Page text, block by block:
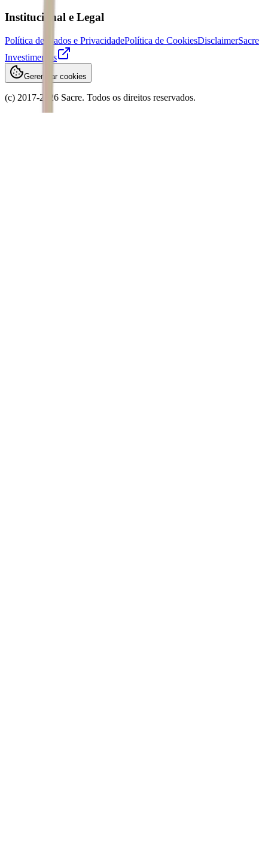
Institucional e Legal
Política de Dados e PrivacidadePolítica de CookiesDisclaimerSacre
Investimentos
Gerenciar cookies
(c) 2017-2026 Sacre. Todos os direitos reservados.